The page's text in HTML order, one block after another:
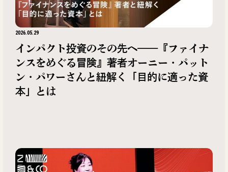
2026.05.29
インパクト投資のその先へ——『ファイナ
ンスをめぐる冒険』著者オーニー・パット
ン・パワーさんと紐解く「目的に適った資
本」とは